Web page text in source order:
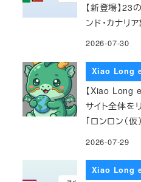
【新登場】23
ンド・カナリ
2026-07-30
Xiao Long
【Xiao Long
サイト全体を
「ロンロン（仮
2026-07-29
Xiao Long